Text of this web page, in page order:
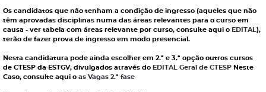
Os candidatos que não tenham a condição de ingresso (aqueles que não
têm aprovadas disciplinas numa das áreas relevantes para o curso em
causa - ver tabela com áreas relevante por curso, consulte aqui o EDITAL ),
terão de fazer prova de ingresso em modo presencial.
Nesta candidatura pode ainda escolher em 2.ª e 3.ª opção outros cursos
de CTESP da ESTGV, divulgados através do EDITAL Geral de CTESP Neste
Caso, consulte aqui o as Vagas 2.ª fase